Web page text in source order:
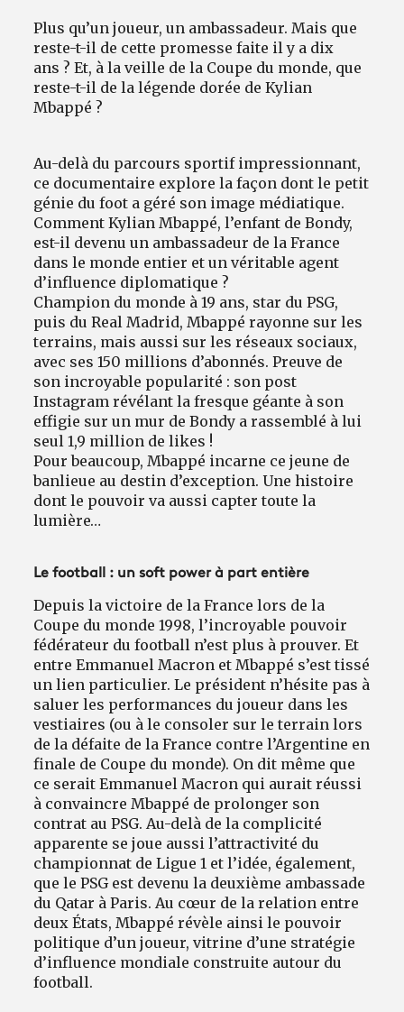
Plus qu’un joueur, un ambassadeur. Mais que
reste-t-il de cette promesse faite il y a dix
ans ? Et, à la veille de la Coupe du monde, que
reste-t-il de la légende dorée de Kylian
Mbappé ?
Au-delà du parcours sportif impressionnant,
ce documentaire explore la façon dont le petit
génie du foot a géré son image médiatique.
Comment Kylian Mbappé, l’enfant de Bondy,
est-il devenu un ambassadeur de la France
dans le monde entier et un véritable agent
d’influence diplomatique ?
Champion du monde à 19 ans, star du PSG,
puis du Real Madrid, Mbappé rayonne sur les
terrains, mais aussi sur les réseaux sociaux,
avec ses 150 millions d’abonnés. Preuve de
son incroyable popularité : son post
Instagram révélant la fresque géante à son
effigie sur un mur de Bondy a rassemblé à lui
seul 1,9 million de likes !
Pour beaucoup, Mbappé incarne ce jeune de
banlieue au destin d’exception. Une histoire
dont le pouvoir va aussi capter toute la
lumière…
Le football : un soft power à part entière
Depuis la victoire de la France lors de la
Coupe du monde 1998, l’incroyable pouvoir
fédérateur du football n’est plus à prouver. Et
entre Emmanuel Macron et Mbappé s’est tissé
un lien particulier. Le président n’hésite pas à
saluer les performances du joueur dans les
vestiaires (ou à le consoler sur le terrain lors
de la défaite de la France contre l’Argentine en
finale de Coupe du monde). On dit même que
ce serait Emmanuel Macron qui aurait réussi
à convaincre Mbappé de prolonger son
contrat au PSG. Au-delà de la complicité
apparente se joue aussi l’attractivité du
championnat de Ligue 1 et l’idée, également,
que le PSG est devenu la deuxième ambassade
du Qatar à Paris. Au cœur de la relation entre
deux États, Mbappé révèle ainsi le pouvoir
politique d’un joueur, vitrine d’une stratégie
d’influence mondiale construite autour du
football.